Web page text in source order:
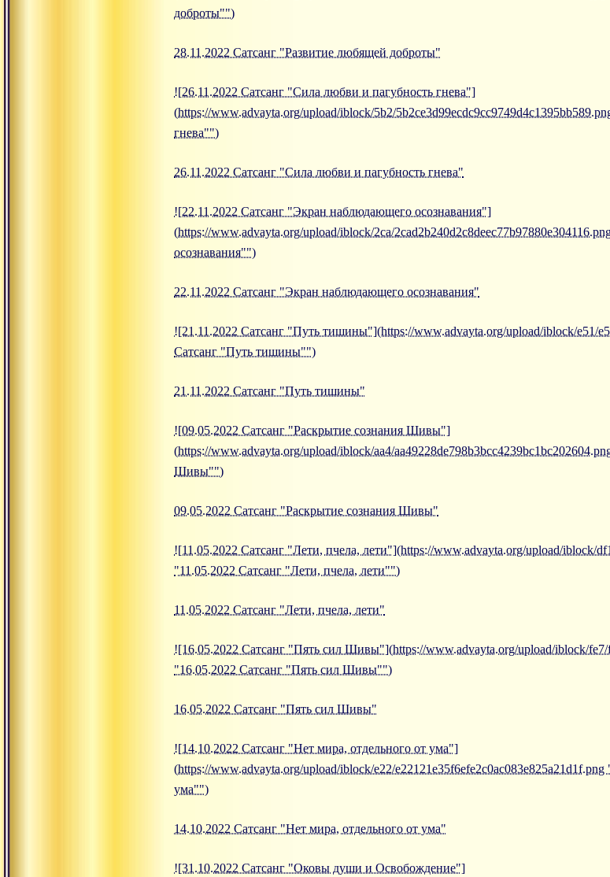
доброты"")
28.11.2022 Сатсанг "Развитие любящей доброты"
![26.11.2022 Сатсанг "Сила любви и пагубность гнева"]
(https://www.advayta.org/upload/iblock/5b2/
гнева"")
26.11.2022 Сатсанг "Сила любви и пагубность гнева"
![22.11.2022 Сатсанг "Экран наблюдающего осознавания"]
(https://www.advayta.org/upload/iblock/2ca/
осознавания"")
22.11.2022 Сатсанг "Экран наблюдающего осознавания"
![21.11.2022 Сатсанг "Путь тишины"](https://www.advayta.org/upload/iblock/e51/
Сатсанг "Путь тишины"")
21.11.2022 Сатсанг "Путь тишины"
![09.05.2022 Сатсанг "Раскрытие сознания Шивы"]
(https://www.advayta.org/upload/iblock/aa4/
Шивы"")
09.05.2022 Сатсанг "Раскрытие сознания Шивы"
![11.05.2022 Сатсанг "Лети, пчела, лети"](https://www.advayta.org/upload/iblock/
"11.05.2022 Сатсанг "Лети, пчела, лети"")
11.05.2022 Сатсанг "Лети, пчела, лети"
![16.05.2022 Сатсанг "Пять сил Шивы"](https://www.advayta.org/upload/iblock/fe7/
"16.05.2022 Сатсанг "Пять сил Шивы"")
16.05.2022 Сатсанг "Пять сил Шивы"
![14.10.2022 Сатсанг "Нет мира, отдельного от ума"]
(https://www.advayta.org/upload/iblock/e22/
ума"")
14.10.2022 Сатсанг "Нет мира, отдельного от ума"
![31.10.2022 Сатсанг "Оковы души и Освобождение"]